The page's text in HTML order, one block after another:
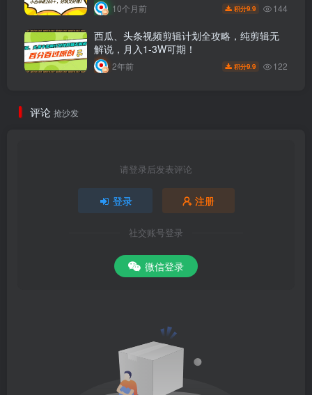
10个月前 积分9.9 144
西瓜、头条视频剪辑计划全攻略，纯剪辑无
解说，月入1-3W可期！
2年前 积分9.9 122
评论 抢沙发
请登录后发表评论
登录 注册
社交账号登录
微信登录